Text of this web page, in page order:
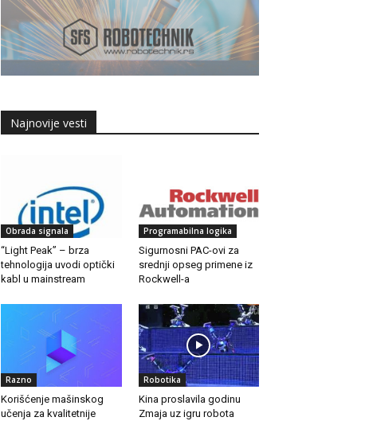
Najnovije vesti
Obrada signala
“Light Peak” – brza
tehnologija uvodi optički
kabl u mainstream
Programabilna logika
Sigurnosni PAC-ovi za
srednji opseg primene iz
Rockwell-a
Razno
Korišćenje mašinskog
učenja za kvalitetnije
Robotika
Kina proslavila godinu
Zmaja uz igru robota